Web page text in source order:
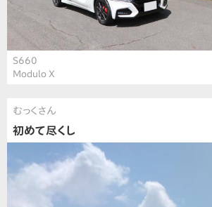
S660
Modulo X
むっくさん
初めて尽くし